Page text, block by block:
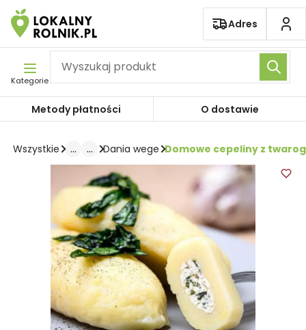
Pomiń nawigację
Adres
Kategorie
Metody płatności O dostawie
Wszystkie ... ... Dania wege Domowe cepeliny z